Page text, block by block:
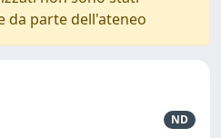
da parte dell'ateneo
ND